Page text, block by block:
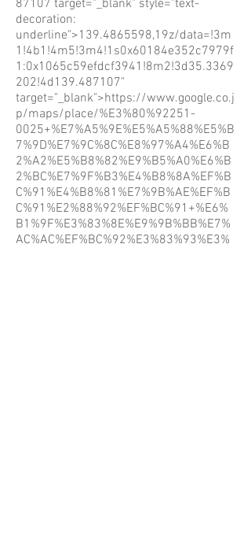
87107 target="_blank" style="text-
decoration:
underline">139.4865598,19z/data=!3m
1!4b1!4m5!3m4!1s0x60184e352c7979f
1:0x1065c59efdcf3941!8m2!3d35.3369
202!4d139.487107"
target="_blank">https://www.google.co.j
p/maps/place/%E3%80%92251-
0025+%E7%A5%9E%E5%A5%88%E5%B
7%9D%E7%9C%8C%E8%97%A4%E6%B
2%A2%E5%B8%82%E9%B5%A0%E6%B
2%BC%E7%9F%B3%E4%B8%8A%EF%B
C%91%E4%B8%81%E7%9B%AE%EF%B
C%91%E2%88%92%EF%BC%91+%E6%
B1%9F%E3%83%8E%E9%9B%BB%E7%
AC%AC%EF%BC%92%E3%83%93%E3%